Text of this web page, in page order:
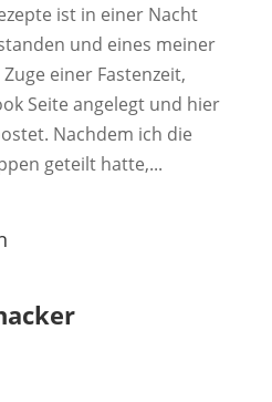
ist in einer Nacht
und eines meiner
einer Fastenzeit,
Seite angelegt und hier
Nachdem ich die
geteilt hatte,...